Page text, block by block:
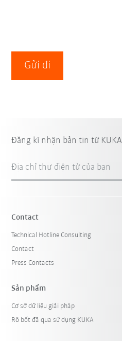
Gửi đi
Đăng kí nhận bản tin từ KUKA
Địa chỉ thư điện tử của bạn
Contact
Technical Hotline Consulting
Contact
Press Contacts
Sản phẩm
Cơ sở dữ liệu giải pháp
Rô bốt đã qua sử dụng KUKA